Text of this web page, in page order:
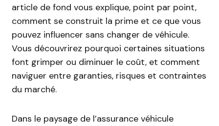
article de fond vous explique, point par point,
comment se construit la prime et ce que vous
pouvez influencer sans changer de véhicule.
Vous découvrirez pourquoi certaines situations
font grimper ou diminuer le coût, et comment
naviguer entre garanties, risques et contraintes
du marché.
Dans le paysage de l’assurance véhicule